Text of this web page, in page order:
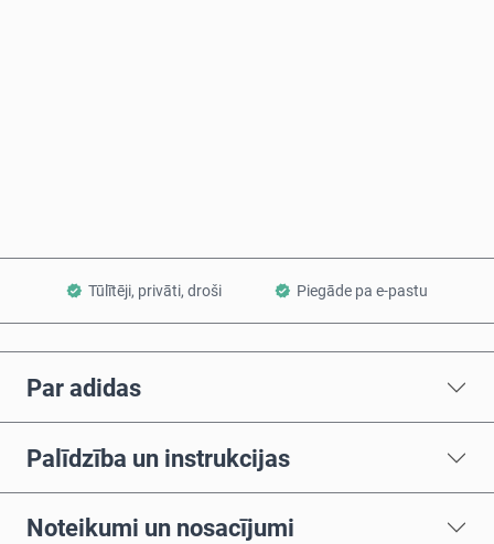
Tūlītēji, privāti, droši Piegāde pa e-pastu
Par adidas
Palīdzība un instrukcijas
Noteikumi un nosacījumi